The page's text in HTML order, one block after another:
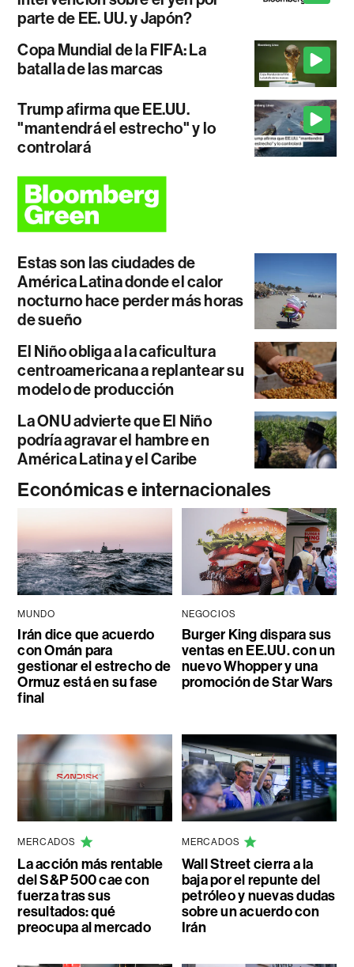
parte de EE. UU. y Japón?
Copa Mundial de la FIFA: La
batalla de las marcas
Trump afirma que EE.UU.
"mantendrá el estrecho" y lo
controlará
Estas son las ciudades de
América Latina donde el calor
nocturno hace perder más horas
de sueño
El Niño obliga a la caficultura
centroamericana a replantear su
modelo de producción
La ONU advierte que El Niño
podría agravar el hambre en
América Latina y el Caribe
Económicas e internacionales
MUNDO
Irán dice que acuerdo
con Omán para
gestionar el estrecho de
Ormuz está en su fase
final
NEGOCIOS
Burger King dispara sus
ventas en EE.UU. con un
nuevo Whopper y una
promoción de Star Wars
MERCADOS
La acción más rentable
del S&P 500 cae con
fuerza tras sus
resultados: qué
preocupa al mercado
MERCADOS
Wall Street cierra a la
baja por el repunte del
petróleo y nuevas dudas
sobre un acuerdo con
Irán